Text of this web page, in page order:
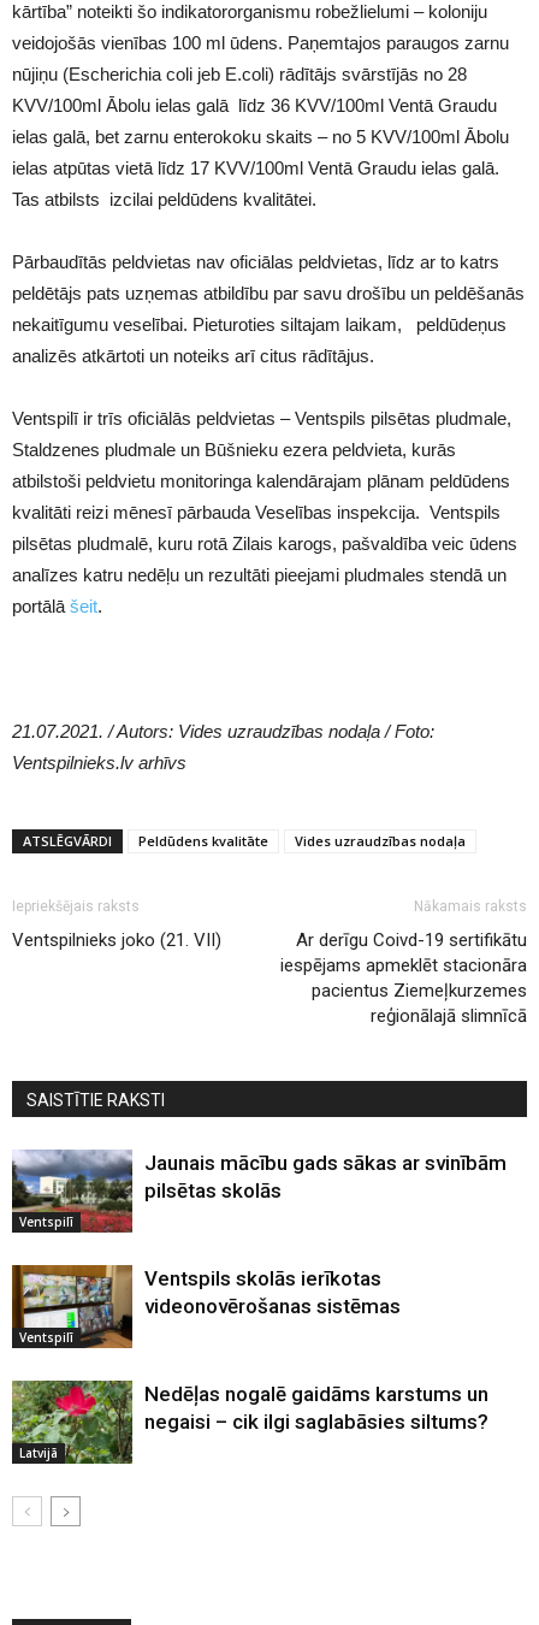
kārtība” noteikti šo indikatororganismu robežlielumi – koloniju
veidojošās vienības 100 ml ūdens. Paņemtajos paraugos zarnu
nūjiņu (Escherichia coli jeb E.coli) rādītājs svārstījās no 28
KVV/100ml Ābolu ielas galā līdz 36 KVV/100ml Ventā Graudu
ielas galā, bet zarnu enterokoku skaits – no 5 KVV/100ml Ābolu
ielas atpūtas vietā līdz 17 KVV/100ml Ventā Graudu ielas galā.
Tas atbilsts izcilai peldūdens kvalitātei.
Pārbaudītās peldvietas nav oficiālas peldvietas, līdz ar to katrs
peldētājs pats uzņemas atbildību par savu drošību un peldēšanās
nekaitīgumu veselībai. Pieturoties siltajam laikam, peldūdeņus
analizēs atkārtoti un noteiks arī citus rādītājus.
Ventspilī ir trīs oficiālās peldvietas – Ventspils pilsētas pludmale,
Staldzenes pludmale un Būšnieku ezera peldvieta, kurās
atbilstoši peldvietu monitoringa kalendārajam plānam peldūdens
kvalitāti reizi mēnesī pārbauda Veselības inspekcija. Ventspils
pilsētas pludmalē, kuru rotā Zilais karogs, pašvaldība veic ūdens
analīzes katru nedēļu un rezultāti pieejami pludmales stendā un
portālā šeit.
21.07.2021. / Autors: Vides uzraudzības nodaļa / Foto:
Ventspilnieks.lv arhīvs
ATSLĒGVĀRDI Peldūdens kvalitāte Vides uzraudzības nodaļa
Iepriekšējais raksts
Ventspilnieks joko (21. VII)
Nākamais raksts
Ar derīgu Coivd-19 sertifikātu
iespējams apmeklēt stacionāra
pacientus Ziemeļkurzemes
reģionālajā slimnīcā
SAISTĪTIE RAKSTI
Ventspilī
Jaunais mācību gads sākas ar svinībām
pilsētas skolās
Ventspilī
Ventspils skolās ierīkotas
videonovērošanas sistēmas
Latvijā
Nedēļas nogalē gaidāms karstums un
negaisi – cik ilgi saglabāsies siltums?